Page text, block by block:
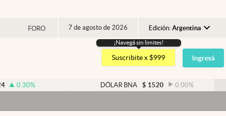
FORO 7 de agosto de 2026 Edición: Argentina
Argentina
España
USA
¡Navegá sin limites!
Suscribite x $999 Ingresá
DÓLAR BNA $ 1520 0.00%